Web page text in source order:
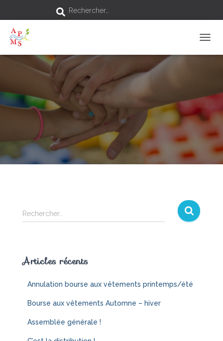
Rechercher…
É
A
A
Rechercher…
Articles récents
Annulation bourse aux vêtements printemps/été
Bourse aux vêtements Automne – hiver
Assemblée générale !